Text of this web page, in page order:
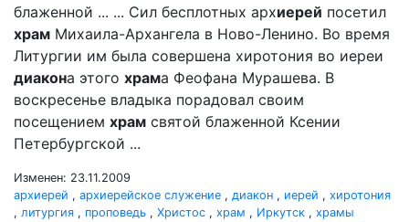
блаженной ... ... Сил бесплотных архиерей посетил
храм Михаила-Архангела в Ново-Ленино. Во время
Литургии им была совершена хиротония во иереи
диакона этого храма Феофана Мурашева. В
воскресенье владыка порадовал своим
посещением храм святой блаженной Ксении
Петербургской ...
Изменен: 23.11.2009
архиерей , архиерейское служение , диакон , иерей , хиротония
, литургия , проповедь , Христос , храм , Иркутск , храмы